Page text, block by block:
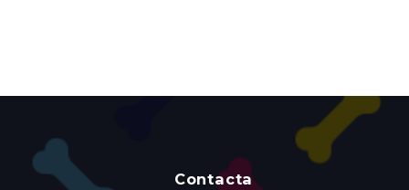
Contacta